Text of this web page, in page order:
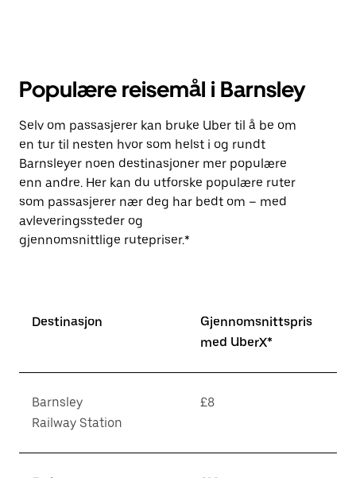
Populære reisemål i Barnsley
Selv om passasjerer kan bruke Uber til å be om
en tur til nesten hvor som helst i og rundt
Barnsleyer noen destinasjoner mer populære
enn andre. Her kan du utforske populære ruter
som passasjerer nær deg har bedt om – med
avleveringssteder og
gjennomsnittlige rutepriser.*
Destinasjon
Gjennomsnittspris
med UberX*
Barnsley
Railway Station
£8